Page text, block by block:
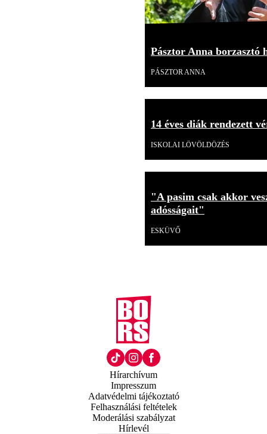
Pásztor Anna borzasztó
PÁSZTOR ANNA
14 éves diák rendezett
ISKOLAI LÖVÖLDÖZÉS
"A pasim csak akkor
adósságait"
ESKÜVŐ
Hírarchívum
Impresszum
Adatvédelmi tájékoztató
Felhasználási feltételek
Moderálási szabályzat
Hírlevél